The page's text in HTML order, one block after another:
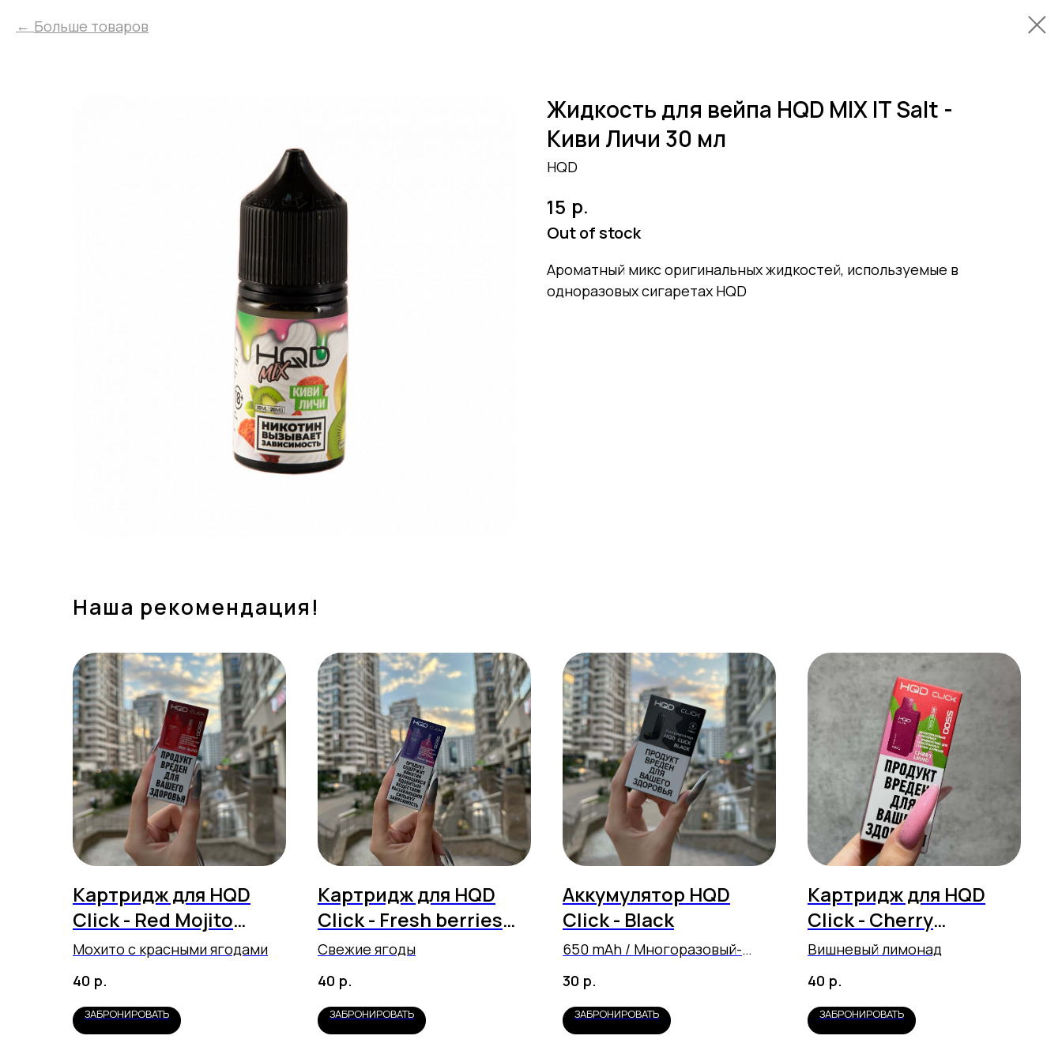
Больше товаров
Жидкость для вейпа HQD MIX IT Salt -
Киви Личи 30 мл
HQD
15 р.
Out of stock
Ароматный микс оригинальных жидкостей, используемые в
одноразовых сигаретах HQD
Наша рекомендация!
Картридж для HQD
Click - Red Mojito
(5500 затяжек)
Мохито с красными ягодами
40 р.
ЗАБРОНИРОВАТЬ
Картридж для HQD
Click - Fresh berries
(5500 затяжек)
Свежие ягоды
40 р.
ЗАБРОНИРОВАТЬ
Аккумулятор HQD
Click - Black
650 mAh / Многоразовый-
30 р.
ЗАБРОНИРОВАТЬ
Картридж для HQD
Click - Cherry
Lemonade (5500
затяжек)
Вишневый лимонад
40 р.
ЗАБРОНИРОВАТЬ